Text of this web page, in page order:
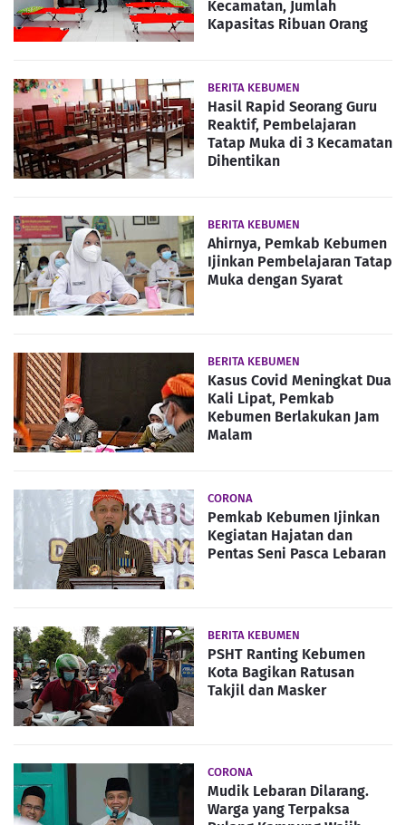
Kecamatan, Jumlah
Kapasitas Ribuan Orang
BERITA KEBUMEN
Hasil Rapid Seorang Guru
Reaktif, Pembelajaran
Tatap Muka di 3 Kecamatan
Dihentikan
BERITA KEBUMEN
Ahirnya, Pemkab Kebumen
Ijinkan Pembelajaran Tatap
Muka dengan Syarat
BERITA KEBUMEN
Kasus Covid Meningkat Dua
Kali Lipat, Pemkab
Kebumen Berlakukan Jam
Malam
CORONA
Pemkab Kebumen Ijinkan
Kegiatan Hajatan dan
Pentas Seni Pasca Lebaran
BERITA KEBUMEN
PSHT Ranting Kebumen
Kota Bagikan Ratusan
Takjil dan Masker
CORONA
Mudik Lebaran Dilarang.
Warga yang Terpaksa